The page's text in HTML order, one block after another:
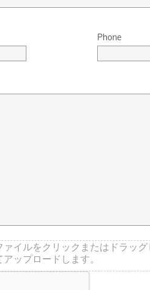
Phone
ァイルをクリックまたはドラッグ
アップロードします。